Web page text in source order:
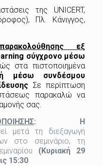
της UNICERT,
Πλ. Κάνιγγος,
παρακολούθησης εξ
σύγχρονο μέσω
στα πιστοποιημένα
συνδέσμου
Σε περίπτωση
παρακαλώ να
σας.
:
Η
μετά τη διεξαγωγή
στο σεμινάριο, τη
(Κυριακή 29
15:30.